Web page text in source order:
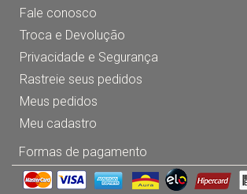
Fale conosco
Troca e Devolução
Privacidade e Segurança
Rastreie seus pedidos
Meus pedidos
Meu cadastro
Formas de pagamento